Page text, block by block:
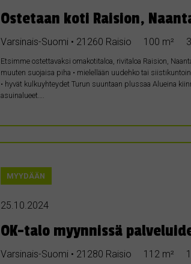
Ostetaan koti Raision,
Varsinais-Suomi • 21260 Raisio 100 m²
Etsimme ostettavaksi omakotitaloa, rivitaloa Raision,
muuten suojaisa piha • mielellään uudehko tai
• hyvät kulkuyhteydet Turun suuntaan plussaa Alueina
asuinalueet….
MYYDÄÄN
25.10.2024
OK-talo myynnissä
Varsinais-Suomi • 21280 Raisio 112 m²